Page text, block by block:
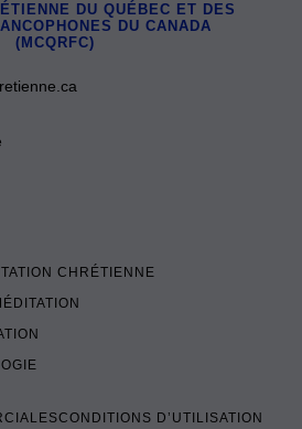
DU QUÉBEC ET DES
DU CANADA
(MCQRFC)
CHRÉTIENNE
CONDITIONS D’UTILISATION